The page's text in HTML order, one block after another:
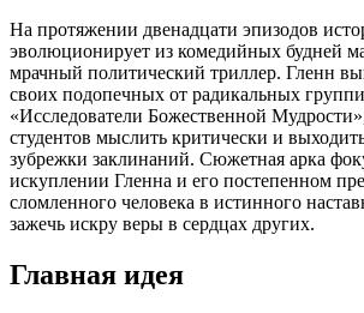
На протяжении двенадцати эпизодов
эволюционирует из комедийных будней
мрачный политический триллер. Гленн
своих подопечных от радикальных
«Исследователи Божественной
студентов мыслить критически и
зубрежки заклинаний. Сюжетная арка
искуплении Гленна и его постепенном
сломленного человека в истинного
зажечь искру веры в сердцах других.
Главная идея